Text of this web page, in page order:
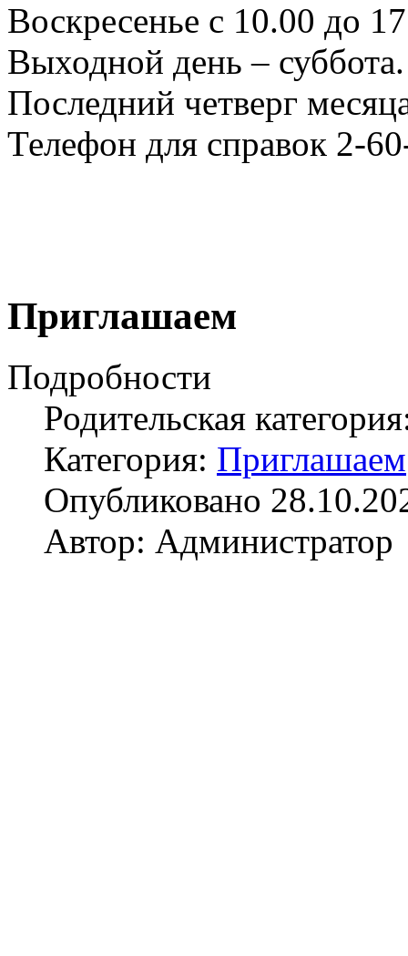
Воскресенье с 10.00 до
Выходной день – суббота.
Последний четверг
Телефон для справок 2-
Приглашаем
Подробности
Родительская
Категория: Приглашаем
Опубликовано
Автор: Администратор